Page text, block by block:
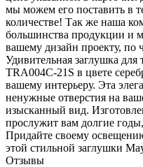
мы можем его поставить в
количестве! Так же наша
большинства продукции и
вашему дизайн проекту, по
Удивительная заглушка для
TRA004C-21S в цвете
вашему интерьеру. Эта
ненужные отверстия на
изысканный вид.
прослужит вам долгие
Придайте своему
этой стильной заглушки
Отзывы